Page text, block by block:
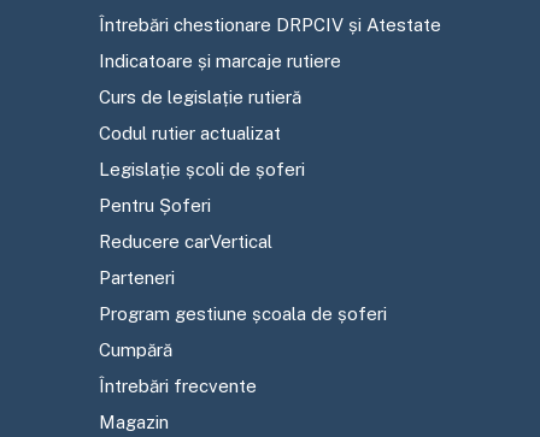
Întrebări chestionare DRPCIV și Atestate
Indicatoare și marcaje rutiere
Curs de legislație rutieră
Codul rutier actualizat
Legislație școli de șoferi
Pentru Șoferi
Reducere carVertical
Parteneri
Program gestiune școala de șoferi
Cumpără
Întrebări frecvente
Magazin